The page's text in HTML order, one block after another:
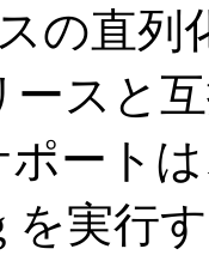
の直列
ースと
ート
を実行